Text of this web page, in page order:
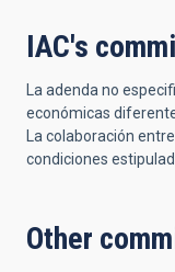
IAC's
La adenda no
económicas
La colaboración
condiciones
Other